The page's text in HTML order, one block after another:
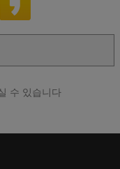
수 있습니다